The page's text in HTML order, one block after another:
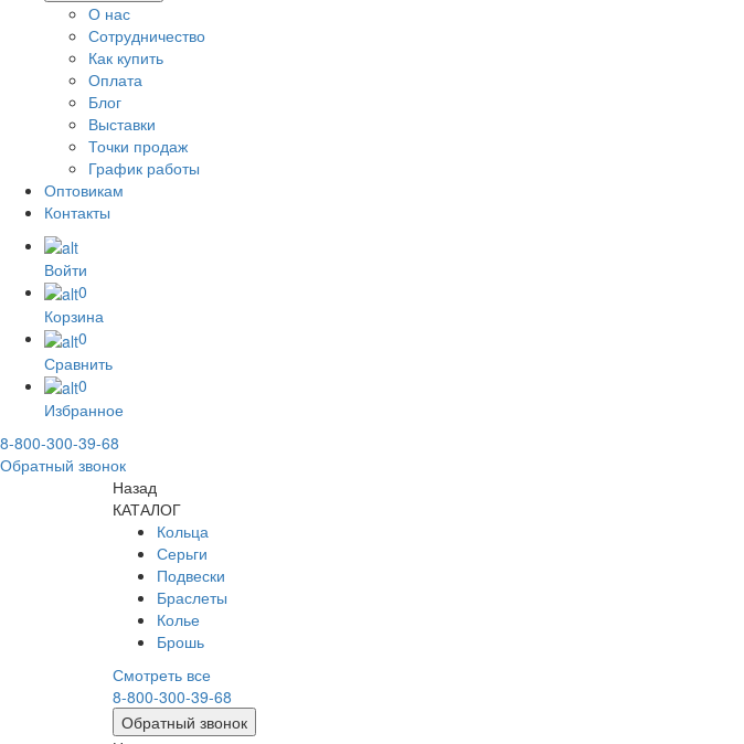
О нас
Сотрудничество
Как купить
Оплата
Блог
Выставки
Точки продаж
График работы
Оптовикам
Контакты
Войти
0
Корзина
0
Сравнить
0
Избранное
8-800-300-39-68
Обратный звонок
Назад
КАТАЛОГ
Кольца
Серьги
Подвески
Браслеты
Колье
Брошь
Смотреть все
8-800-300-39-68
Обратный звонок